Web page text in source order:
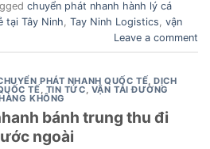
chuyển phát nhanh hành lý cá
tại Tây Ninh Tay Ninh Logistics vận
Leave a comment
PHÁT NHANH QUỐC TẾ,DỊCH
TẾ, TIN TỨC, VẬN TẢI ĐƯỜNG
KHÔNG
bánh trung thu đi
ngoài